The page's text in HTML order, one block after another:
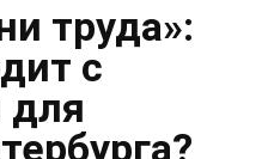
труда»:
с
для